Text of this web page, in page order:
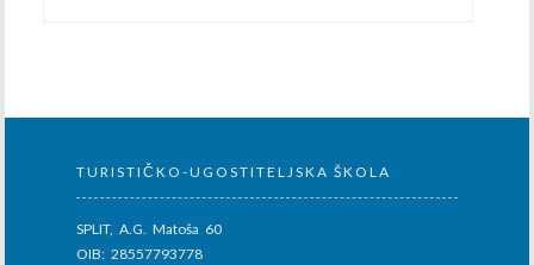
TURISTIČKO-UGOSTITELJSKA ŠKOLA
SPLIT, A.G. Matoša 60
OIB: 28557793778